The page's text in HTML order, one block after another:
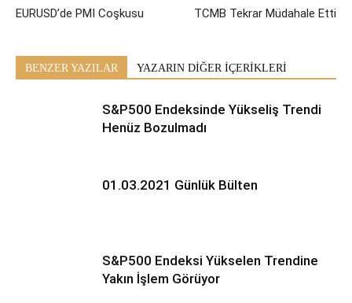
EURUSD’de PMI Coşkusu TCMB Tekrar Müdahale Etti
BENZER YAZILAR YAZARIN DİĞER İÇERİKLERİ
S&P500 Endeksinde Yükseliş Trendi
Henüz Bozulmadı
01.03.2021 Günlük Bülten
S&P500 Endeksi Yükselen Trendine
Yakın İşlem Görüyor